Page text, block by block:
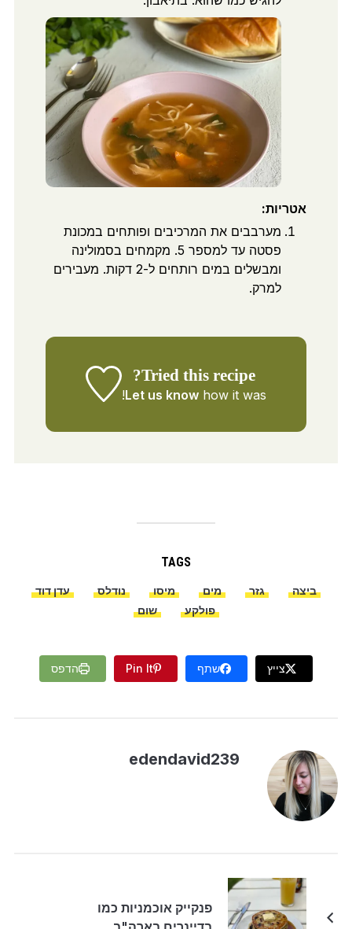
אטריות:
מערבבים את המרכיבים ופותחים במכונת
פסטה עד למספר 5. מקמחים בסמולינה
ומבשלים במים רותחים ל-2 דקות. מעבירים
למרק.
Tried this recipe?
Let us knowhow it was!
TAGS
ביצה גזר מים מיסו נודלס
עדן דוד
פולקע
שום
צייץ שתף Pin It הדפס
edendavid239
פנקייק אוכמניות כמו